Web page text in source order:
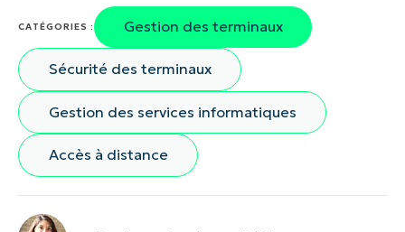
CATÉGORIES : Gestion des terminaux
Sécurité des terminaux
Gestion des services informatiques
Accès à distance
et
Business
email*
Phone
number*
Pays